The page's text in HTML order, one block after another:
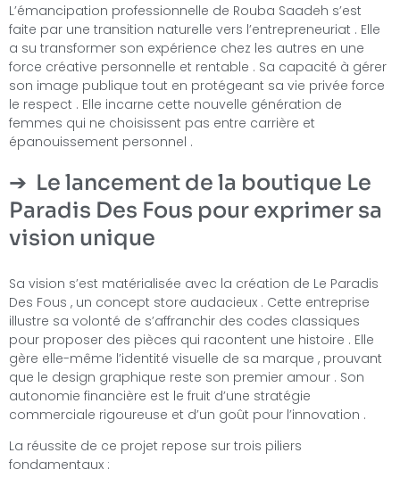
L’émancipation professionnelle de Rouba Saadeh s’est
faite par une transition naturelle vers l’entrepreneuriat . Elle
a su transformer son expérience chez les autres en une
force créative personnelle et rentable . Sa capacité à gérer
son image publique tout en protégeant sa vie privée force
le respect . Elle incarne cette nouvelle génération de
femmes qui ne choisissent pas entre carrière et
épanouissement personnel .
Le lancement de la boutique Le
Paradis Des Fous pour exprimer sa
vision unique
Sa vision s’est matérialisée avec la création de Le Paradis
Des Fous , un concept store audacieux . Cette entreprise
illustre sa volonté de s’affranchir des codes classiques
pour proposer des pièces qui racontent une histoire . Elle
gère elle-même l’identité visuelle de sa marque , prouvant
que le design graphique reste son premier amour . Son
autonomie financière est le fruit d’une stratégie
commerciale rigoureuse et d’un goût pour l’innovation .
La réussite de ce projet repose sur trois piliers
fondamentaux :